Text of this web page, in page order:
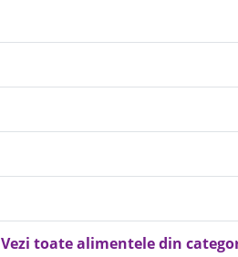
Vezi toate alimentele din